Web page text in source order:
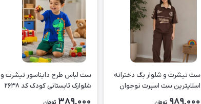
ست تیشرت و شلوار بگ دخترانه
اسلایترین ست اسپرت نوجوان
ست لباس طرح دایناسور تیشرت و
شلوارک تابستانی کودک کد ۲۶۳۸